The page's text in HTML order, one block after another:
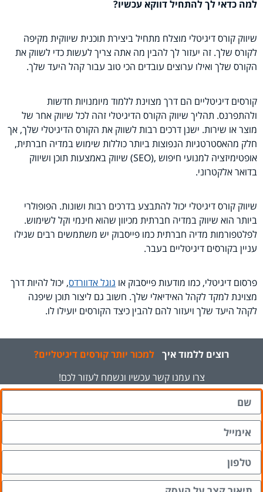
למה כדאי לך להתחיל דווקא עכשיו?
שיווק קורס דיגיטלי מוצלח מתחיל ביצירת תוכנית שיווקית מקיפה
לקורס שלך. זה יעזור לך להבין מה אתה צריך לעשות כדי לשווק את
הקורס שלך ואילו ערוצים עובדים הכי טוב עבור קהל היעד שלך.
קורסים דיגיטליים הם דרך מצוינת ללמוד מיומנויות חדשות
ולהתפרנס. תהליך שיווק הקורס הדיגיטלי זהה לכל שיווק אחר של
מוצר או שירות. ישנן דרכים רבות לשווק את הקורס הדיגיטלי שלך, אך
חלק מהאסטרטגיות הנפוצות ביותר כוללות שימוש במדיה חברתית,
אופטימיזציה למנועי חיפוש(SEO),שיווק באמצעות תוכן ושיווק
בדואר אלקטרוני.
שיווק קורס דיגיטלי יכול להתבצע בדרכים רבות ושונות. הפופולרי
ביותר הוא שיווק במדיה חברתית מכיוון שהוא חינמי וקל לשימוש.
לפלטפורמות מדיה חברתית כמו פייסבוק יש משתמשים רבים שגילו
עניין בקורסים דיגיטליים בעבר.
פרסום דיגיטלי, כמו מודעות פייסבוק אוגוגל אדוורדס, יכול להיות דרך
מצוינת למקד לקהל האידיאלי שלך. חשוב גם ליצור תוכן שיפנה
לקהל היעד שלך ויעזור להם להבין כיצד הקורסים יועילו לו.
רוצים ללמודאיך למכוריותרקורסים דיגיטליים?
צרו עמנו קשר עכשיו ונשמח לעזור לכם!